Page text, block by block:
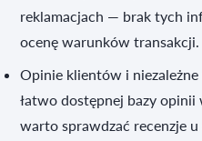
reklamacjach — brak tych
ocenę warunków transakcji.
Opinie klientów i niezależne
łatwo dostępnej bazy opinii
warto sprawdzać recenzje